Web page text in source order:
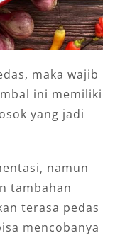
maka wajib
ini memiliki
yang jadi
namun
tambahan
terasa pedas
mencobanya